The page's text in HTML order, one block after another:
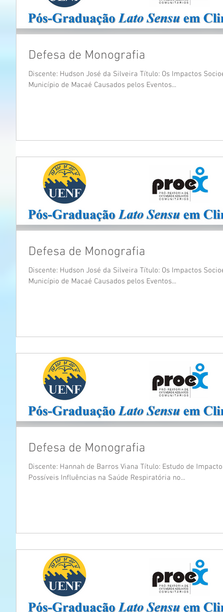
Defesa de Monografia
Discente: Hudson José da Silveira Título: Os Impactos
Município de Macaé Causados pelos Eventos...
Defesa de Monografia
Discente: Hudson José da Silveira Título: Os Impactos
Município de Macaé Causados pelos Eventos...
Defesa de Monografia
Discente: Hannah de Barros Viana Título: Estudo de
Possíveis Influências na Saúde Respiratória no...